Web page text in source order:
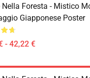
Nella Foresta - Mistico
Giapponese Poster
- 42,22 €